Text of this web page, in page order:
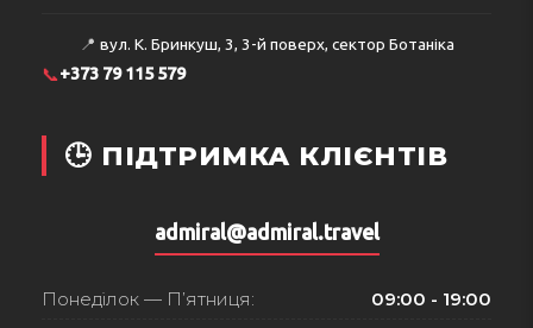
📍 вул. К. Бринкуш, 3, 3-й поверх, сектор Ботаніка
📞+373 79 115 579
🕒 ПІДТРИМКА КЛІЄНТІВ
admiral@admiral.travel
Понеділок — П’ятниця: 09:00 - 19:00